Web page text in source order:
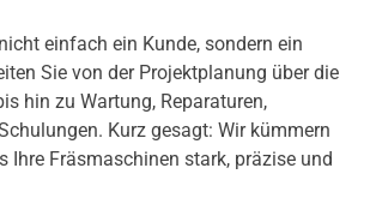
einfach ein Kunde, sondern ein
Sie von der Projektplanung über die
hin zu Wartung, Reparaturen,
Kurz gesagt: Wir kümmern
Ihre Fräsmaschinen stark, präzise und